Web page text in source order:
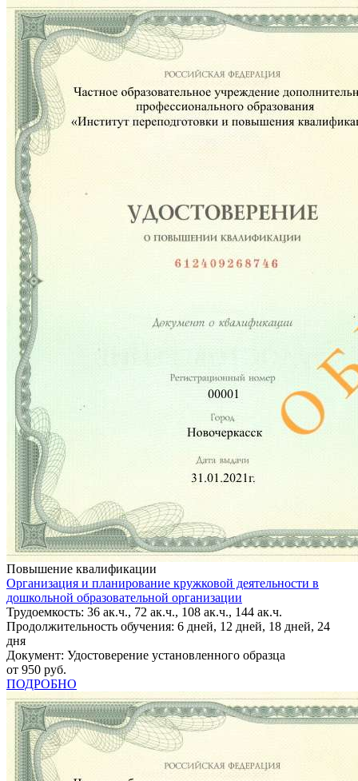
Повышение квалификации
Организация и планирование кружковой деятельности в
дошкольной образовательной организации
Трудоемкость: 36 ак.ч., 72 ак.ч., 108 ак.ч., 144 ак.ч.
Продолжительность обучения: 6 дней, 12 дней, 18 дней, 24
дня
Документ: Удостоверение установленного образца
от 950 руб.
ПОДРОБНО